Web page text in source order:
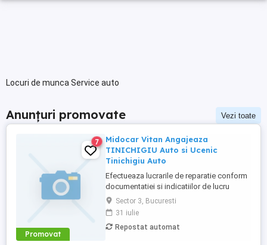
Locuri de munca Service auto
Anunțuri promovate Vezi toate
Promovat
7
Midocar Vitan Angajeaza
TINICHIGIU Auto si Ucenic
Tinichigiu Auto
Efectueaza lucrarile de reparatie conform
documentatiei si indicatiilor de lucru
primite si cu respectarea timpilor de
executie si termenelor de finalizare;
Asigura si intretine curatenia in atelier,
aranjarea documentatiei, a sculelor si
Sector 3, Bucuresti
31 iulie
Repostat automat